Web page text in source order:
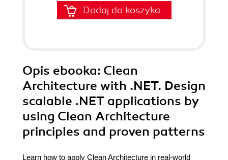
Dodaj do koszyka
Opis ebooka: Clean
Architecture with .NET. Design
scalable .NET applications by
using Clean Architecture
principles and proven patterns
Learn how to apply Clean Architecture in real-world